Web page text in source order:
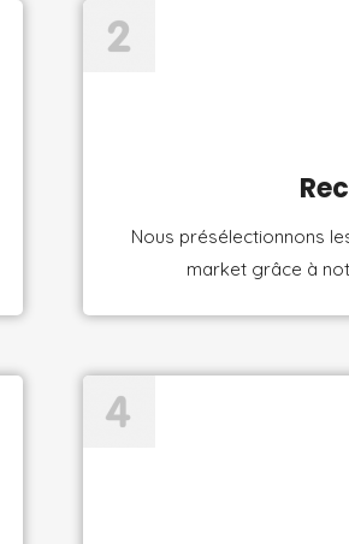
Nous présélectionnons
market grâce à